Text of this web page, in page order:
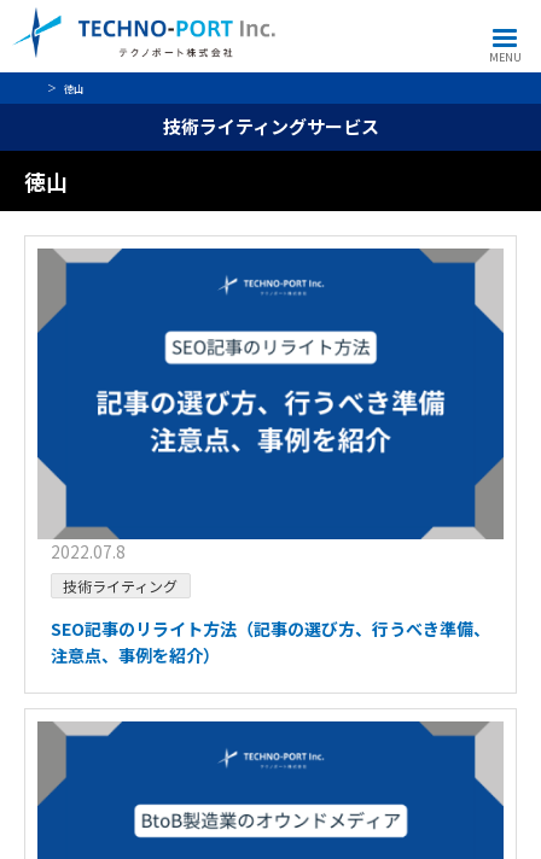
MENU
技術ライティングサービス
徳山
徳山
2022.07.8
技術ライティング
SEO記事のリライト方法（記事の選び方、行うべき準備、
注意点、事例を紹介）